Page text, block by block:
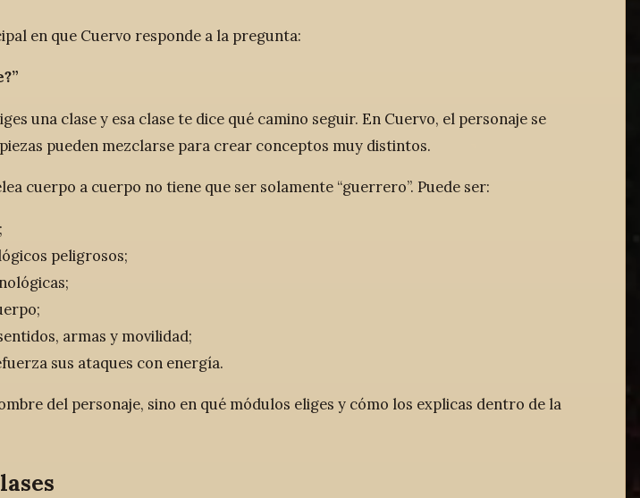
en que Cuervo responde a la pregunta:
una clase y esa clase te dice qué camino seguir. En Cuervo, el personaje se
pueden mezclarse para crear conceptos muy distintos.
cuerpo a cuerpo no tiene que ser solamente “guerrero”. Puede ser:
peligrosos;
armas y movilidad;
sus ataques con energía.
del personaje, sino en qué módulos eliges y cómo los explicas dentro de la